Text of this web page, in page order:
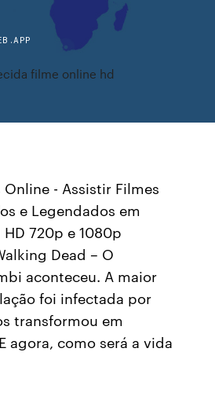
filme online hd
- Assistir Filmes
e Legendados em
720p e 1080p
Dead – O
aconteceu. A maior
foi infectada por
transformou em
agora, como será a vida